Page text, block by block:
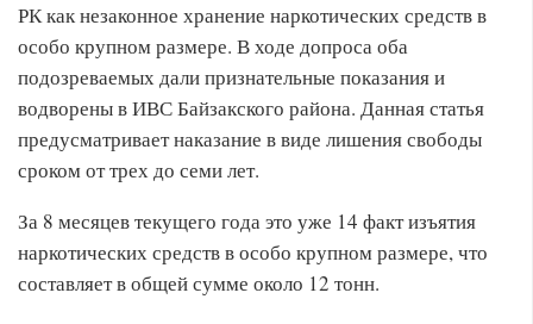
РК как незаконное хранение наркотических средств в
особо крупном размере. В ходе допроса оба
подозреваемых дали признательные показания и
водворены в ИВС Байзакского района. Данная статья
предусматривает наказание в виде лишения свободы
сроком от трех до семи лет.
За 8 месяцев текущего года это уже 14 факт изъятия
наркотических средств в особо крупном размере, что
составляет в общей сумме около 12 тонн.